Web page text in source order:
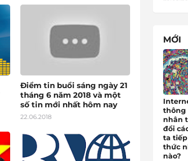
Điểm tin buổi sáng ngày 21
tháng 6 năm 2018 và một
số tin mới nhất hôm nay
22.06.2018
MỚI
thông
nhân
đổi
ta
thức
nào?